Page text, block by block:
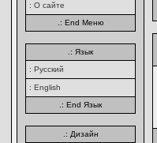
: О сайте
.: End Меню
.: Язык
: Русский
: English
.: End Язык
.: Дизайн